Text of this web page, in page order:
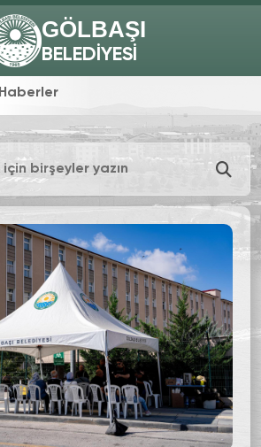
GÖLBAŞI
BELEDİYESİ
Haberler